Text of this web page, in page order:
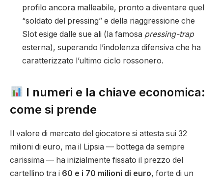
profilo ancora malleabile, pronto a diventare quel
“soldato del pressing” e della riaggressione che
Slot esige dalle sue ali (la famosa pressing-trap
esterna), superando l’indolenza difensiva che ha
caratterizzato l’ultimo ciclo rossonero.
I numeri e la chiave economica:
come si prende
Il valore di mercato del giocatore si attesta sui 32
milioni di euro, ma il Lipsia — bottega da sempre
carissima — ha inizialmente fissato il prezzo del
cartellino tra i 60 e i 70 milioni di euro, forte di un